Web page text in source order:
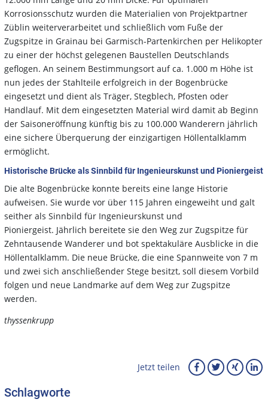
Korrosionsschutz wurden die Materialien von Projektpartner
Züblin weiterverarbeitet und schließlich vom Fuße der
Zugspitze in Grainau bei Garmisch-Partenkirchen per Helikopter
zu einer der höchst gelegenen Baustellen Deutschlands
geflogen. An seinem Bestimmungsort auf ca. 1.000 m Höhe ist
nun jedes der Stahlteile erfolgreich in der Bogenbrücke
eingesetzt und dient als Träger, Stegblech, Pfosten oder
Handlauf. Mit dem eingesetzten Material wird damit ab Beginn
der Saisoneröffnung künftig bis zu 100.000 Wanderern jährlich
eine sichere Überquerung der einzigartigen Höllentalklamm
ermöglicht.
Historische Brücke als Sinnbild für Ingenieurskunst und Pioniergeist
Die alte Bogenbrücke konnte bereits eine lange Historie
aufweisen. Sie wurde vor über 115 Jahren eingeweiht und galt
seither als Sinnbild für Ingenieurskunst und
Pioniergeist. Jährlich bereitete sie den Weg zur Zugspitze für
Zehntausende Wanderer und bot spektakuläre Ausblicke in die
Höllentalklamm. Die neue Brücke, die eine Spannweite von 7 m
und zwei sich anschließender Stege besitzt, soll diesem Vorbild
folgen und neue Landmarke auf dem Weg zur Zugspitze
werden.
thyssenkrupp
Jetzt teilen
Schlagworte